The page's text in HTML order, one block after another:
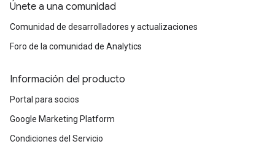
Únete a una comunidad
Comunidad de desarrolladores y actualizaciones
Foro de la comunidad de Analytics
Información del producto
Portal para socios
Google Marketing Platform
Condiciones del Servicio